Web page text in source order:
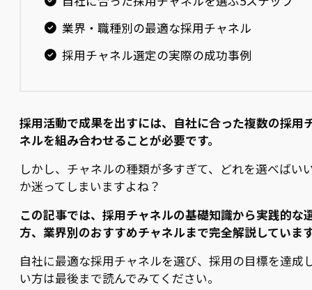
業界・職種別の最適な採用チャネル
採用チャネル選定の実際の成功事例
採用活動で成果を出すには、自社に合った複数の採用
ネルを組み合わせることが必要です。
しかし、チャネルの種類が多すぎて、どれを選べばい
か迷ってしまいますよね？
この記事では、採用チャネルの基礎知識から実践的な
方、業界別のおすすめチャネルまで完全解説していま
自社に最適な採用チャネルを選び、採用の目標を達成
い方は最後まで読んでみてください。